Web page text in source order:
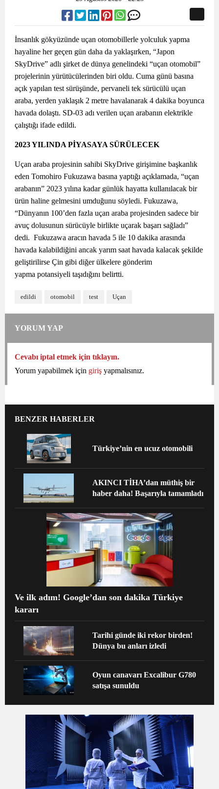
İnsanlık gökyüzünde uçan otomobillerle yolculuk yapma
hayaline her geçen gün daha da yaklaşırken, “Japon
SkyDrive” adlı şirket de dünya genelindeki “uçan otomobil”
projelerinin yürütücülerinden biri oldu. Cuma günü basına
açık yapılan test sürüşünde, pervaneli tek sürücülü uçan
araba, yerden yaklaşık 2 metre havalanarak 4 dakika boyunca
havada dolaştı. SD-03 adı verilen uçan arabanın elektrikle
çalıştığı ifade edildi.
2023 YILINDA PİYASAYA SÜRÜLECEK
Uçan araba projesinin sahibi SkyDrive girişimine başkanlık
eden Tomohiro Fukuzawa basına yaptığı açıklamada, “uçan
arabanın” 2023 yılına kadar günlük hayatta kullanılacak bir
ürün haline gelmesini umduğunu söyledi. Fukuzawa,
“Dünyanın 100’den fazla uçan araba projesinden sadece bir
avuç dolusunun sürücüyle birlikte uçarak başarı sağladı”
dedi. Fukuzawa aracın havada 5 ile 10 dakika arasında
havada kalabildiğini ancak yarım saat havada kalacak şekilde
geliştirilirse Çin gibi diğer ülkelere gönderim
yapma potansiyeli taşıdığını belirtti.
edildi otomobil test Uçan
YORUM YAP
Cevabı iptal etmek için tıklayın.
Yorum yapabilmek için giriş yapmalısınız.
BENZER HABERLER
Türkiye’nin en ucuz otomobili
AKINCI TİHA’dan müthiş bir
haber daha! Başarıyla tamamladı
Ve ilk adım! Google’dan son dakika Türkiye
kararı
Tarihi günde iki rekor birden!
Dünya bu anları izledi
Oyun canavarı Excalibur G780
satışa sunuldu